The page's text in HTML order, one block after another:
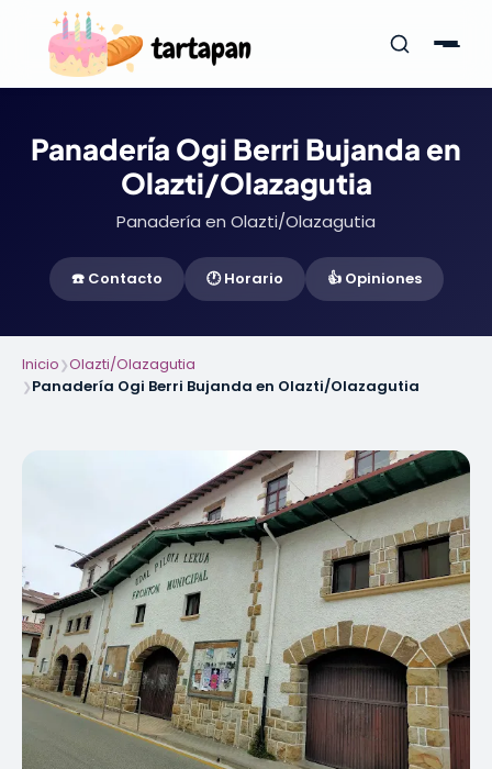
Panadería Ogi Berri Bujanda en
Olazti/Olazagutia
Panadería en Olazti/Olazagutia
☎️ Contacto 🕐 Horario 👍 Opiniones
Inicio❯Olazti/Olazagutia
❯Panadería Ogi Berri Bujanda en Olazti/Olazagutia